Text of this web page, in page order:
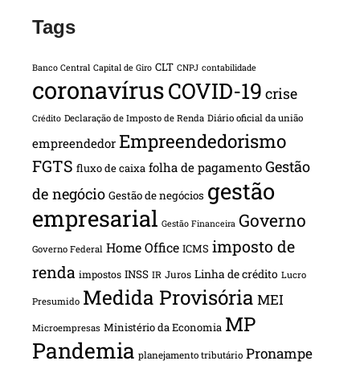
Tags
Banco Central Capital de Giro CLT CNPJ contabilidade
coronavírusCOVID-19 crise
Crédito Declaração de Imposto de Renda Diário oficial da união
empreendedor Empreendedorismo
FGTS fluxo de caixa folha de pagamento Gestão
de negócio Gestão de negócios gestão
empresarial Gestão Financeira Governo
Governo Federal Home Office ICMS imposto de
renda impostos INSS IR Juros Linha de crédito Lucro
Presumido Medida Provisória MEI
Microempresas Ministério da Economia MP
Pandemia planejamento tributário Pronampe